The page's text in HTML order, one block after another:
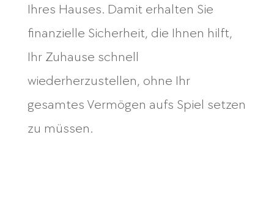
Ihres Hauses. Damit erhalten Sie
finanzielle Sicherheit, die Ihnen hilft,
Ihr Zuhause schnell
wiederherzustellen, ohne Ihr
gesamtes Vermögen aufs Spiel setzen
zu müssen.